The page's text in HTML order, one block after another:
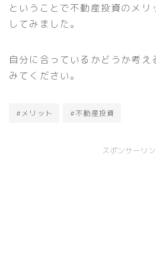
ということで不動産投資のメ
してみました。
自分に合っているかどうか考え
みてください。
#メリット #不動産投資
スポンサーリ